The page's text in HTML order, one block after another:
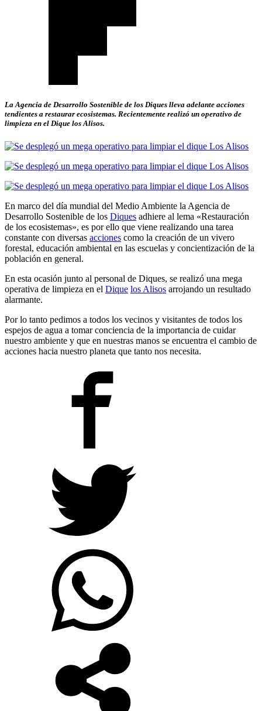
La Agencia de Desarrollo Sostenible de los Diques lleva adelante acciones
tendientes a restaurar ecosistemas. Recientemente realizó un operativo de
limpieza en el Dique los Alisos.
En marco del día mundial del Medio Ambiente la Agencia de
Desarrollo Sostenible de los Diques adhiere al lema «Restauración
de los ecosistemas», es por ello que viene realizando una tarea
constante con diversas acciones como la creación de un vivero
forestal, educación ambiental en las escuelas y concientización de la
población en general.
En esta ocasión junto al personal de Diques, se realizó una mega
operativa de limpieza en el Dique los Alisos arrojando un resultado
alarmante.
Por lo tanto pedimos a todos los vecinos y visitantes de todos los
espejos de agua a tomar conciencia de la importancia de cuidar
nuestro ambiente y que en nuestras manos se encuentra el cambio de
acciones hacia nuestro planeta que tanto nos necesita.